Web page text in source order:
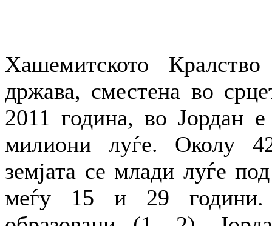
Хашемитското
држава, сместена во
2011 година, во Јордан
милиони луѓе. Околу
земјата се млади луѓе
меѓу 15 и 29 години.